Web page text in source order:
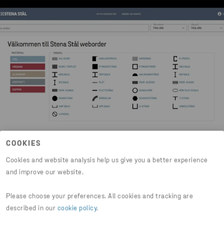
COOKIES
Cookies and website analysis help us give you a better experience
and improve our website.
Please choose your preferences. All cookies and tracking are
described in our cookie policy.
Se produktdata och beställ stål
direkt i vår e-handel